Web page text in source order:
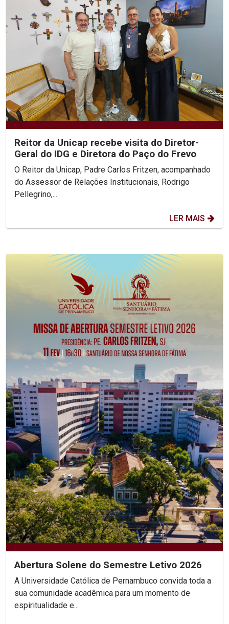
Reitor da Unicap recebe visita do Diretor-
Geral do IDG e Diretora do Paço do Frevo
O Reitor da Unicap, Padre Carlos Fritzen, acompanhado
do Assessor de Relações Institucionais, Rodrigo
Pellegrino,...
LER MAIS
Abertura Solene do Semestre Letivo 2026
A Universidade Católica de Pernambuco convida toda a
sua comunidade acadêmica para um momento de
espiritualidade e...